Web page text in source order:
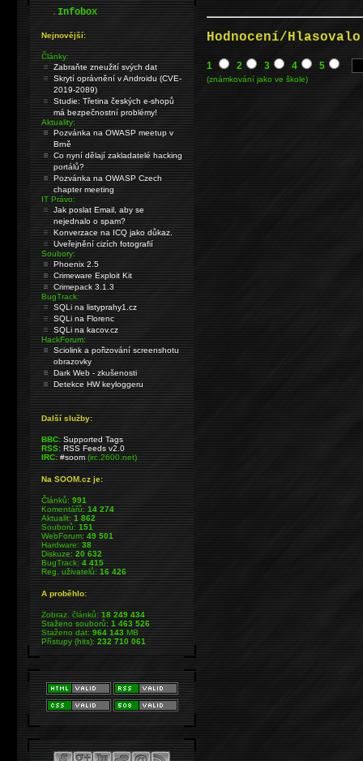
Hodnocení/
1 2 3 4 5
(známkování jako ve škole)
.Infobox
Nejnovější:
Články:
Zabraňte zneužití svých dat
Skrytí oprávnění v Androidu (CVE-
2019-2089)
Studie: Třetina českých e-shopů
má bezpečnostní problémy!
Aktuality:
Pozvánka na OWASP meetup v
Brně
Co nyní dělají zakladatelé hacking
portálů?
Pozvánka na OWASP Czech
chapter meeting
IT Právo:
Jak poslat Email, aby se
nejednalo o spam?
Konverzace na ICQ jako důkaz.
Uveřejnění cizích fotografií
Soubory:
Phoenix 2.5
Crimeware Exploit Kit
Crimepack 3.1.3
BugTrack:
SQLi na listyprahy1.cz
SQLi na Florenc
SQLi na kacov.cz
HackForum:
Sciolink a pořizování screenshotu
obrazovky
Dark Web - zkušenosti
Detekce HW keyloggeru
Další služby:
BBC: Supported Tags
RSS: RSS Feeds v2.0
IRC: #soom(irc.2600.net)
Na SOOM.cz je:
Článků:991
Komentářů:14 274
Aktualit:1 862
Souborů:151
WebForum:49 501
Hardware:38
Diskuze:20 632
BugTrack:4 415
Reg. uživatelů:16 426
A proběhlo:
Zobraz. článků:18 249 434
Staženo souborů:1 463 526
Staženo dat:964 143MB
Přístupy (hits):232 710 061